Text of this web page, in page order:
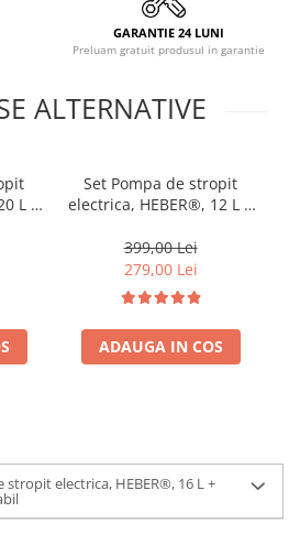
GARANTIE 24 LUNI
Preluam gratuit produsul in garantie
ALTERNATIVE
L +
Set Pompa de stropit
electrica, HEBER®, 12 L +
portabil
399,00 Lei
279,00 Lei
ADAUGA IN COS
stropit electrica, HEBER®, 16 L +